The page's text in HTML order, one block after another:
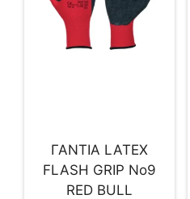
ΓΑΝΤΙΑ LATEX
FLASH GRIP No9
RED BULL